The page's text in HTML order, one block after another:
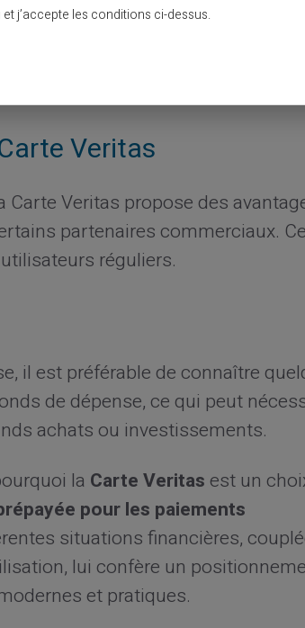
Veritas est sécurisée, protégée
Les normes de sécurité de
Veritas
Veritas propose des
partenaires commerciaux.
réguliers.
il est préférable de connaître
de dépense, ce qui peut
achats ou investissements.
la Carte Veritasest un
pour les paiements
situations financières,
lui confère un
et pratiques.
et j’accepte les conditions ci-dessus.